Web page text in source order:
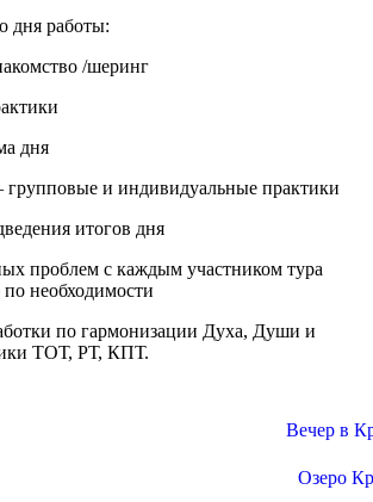
дня работы:
/шеринг
дня
групповые и индивидуальные практики
итогов дня
проблем с каждым участником тура
необходимости
по гармонизации Духа, Души и
ТОТ, РТ, КПТ.